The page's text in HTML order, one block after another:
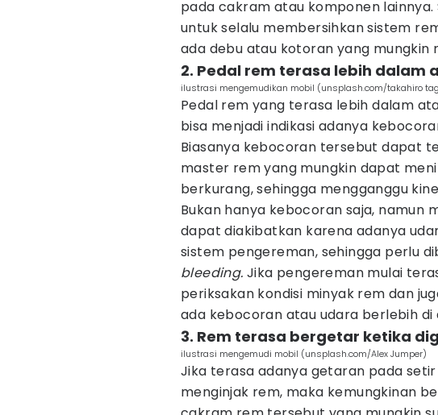
pada cakram atau komponen lainnya.
untuk selalu membersihkan sistem
ada debu atau kotoran yang mungkin
2. Pedal rem terasa lebih dalam
ilustrasi mengemudikan mobil (unsplash.com/takahiro
Pedal rem yang terasa lebih dalam
bisa menjadi indikasi adanya
Biasanya kebocoran tersebut dapat
master rem yang mungkin dapat
berkurang, sehingga mengganggu
Bukan hanya kebocoran saja, namun
dapat diakibatkan karena adanya
sistem pengereman, sehingga perlu
bleeding. Jika pengereman mulai
periksakan kondisi minyak rem dan
ada kebocoran atau udara berlebih di
3. Rem terasa bergetar ketika
ilustrasi mengemudi mobil (unsplash.com/Alex Jumper)
Jika terasa adanya getaran pada
menginjak rem, maka kemungkinan